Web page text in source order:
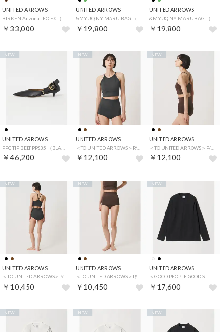
UNITED ARROWS
￥33,000
UNITED ARROWS
￥19,800
UNITED ARROWS
￥19,800
UNITED ARROWS
￥46,200
NEW
UNITED ARROWS
￥12,100
NEW
UNITED ARROWS
＜TO UNITED ARROWS＞P/PU スイムトップ （MD.BROWN）
￥12,100
NEW
UNITED ARROWS
￥10,450
NEW
UNITED ARROWS
￥10,450
NEW
UNITED ARROWS
￥17,600
NEW
NEW NEW NEW